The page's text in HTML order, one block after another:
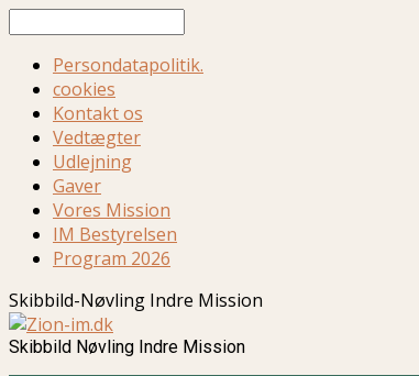
Persondatapolitik.
cookies
Kontakt os
Vedtægter
Udlejning
Gaver
Vores Mission
IM Bestyrelsen
Program 2026
Skibbild-Nøvling Indre Mission
Skibbild Nøvling Indre Mission